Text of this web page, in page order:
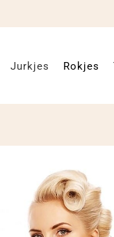
Jurkjes Rokjes